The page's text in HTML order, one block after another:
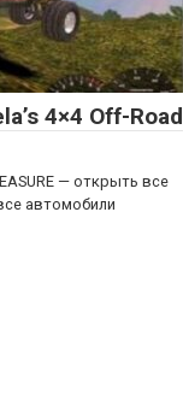
4×4 Off-Road
— открыть все
автомобили